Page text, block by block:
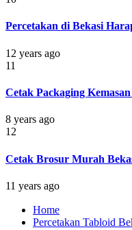
Percetakan di Bekasi
12 years ago
11
Cetak Packaging
8 years ago
12
Cetak Brosur Murah
11 years ago
Home
Percetakan Tabloid